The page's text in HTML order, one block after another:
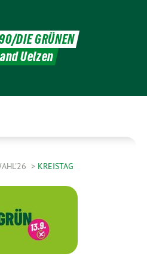
DIE GRÜNEN
Uelzen
KREISTAG